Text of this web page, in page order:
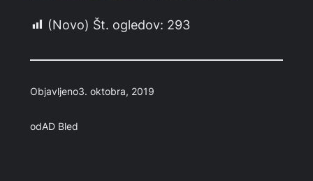
(Novo) Št. ogledov: 293
Objavljeno3. oktobra, 2019
odAD Bled